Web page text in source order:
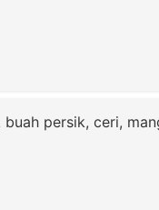
persik, ceri,